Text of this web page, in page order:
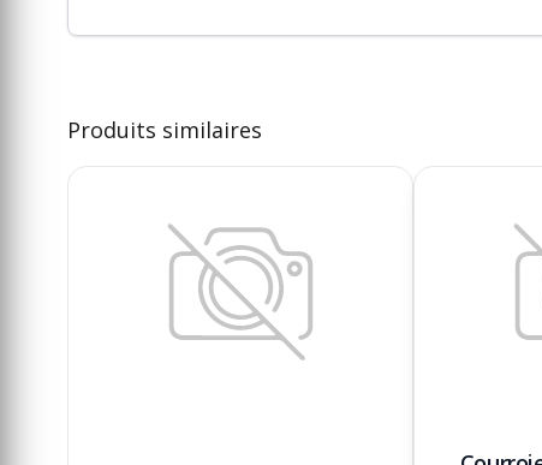
Produits similaires